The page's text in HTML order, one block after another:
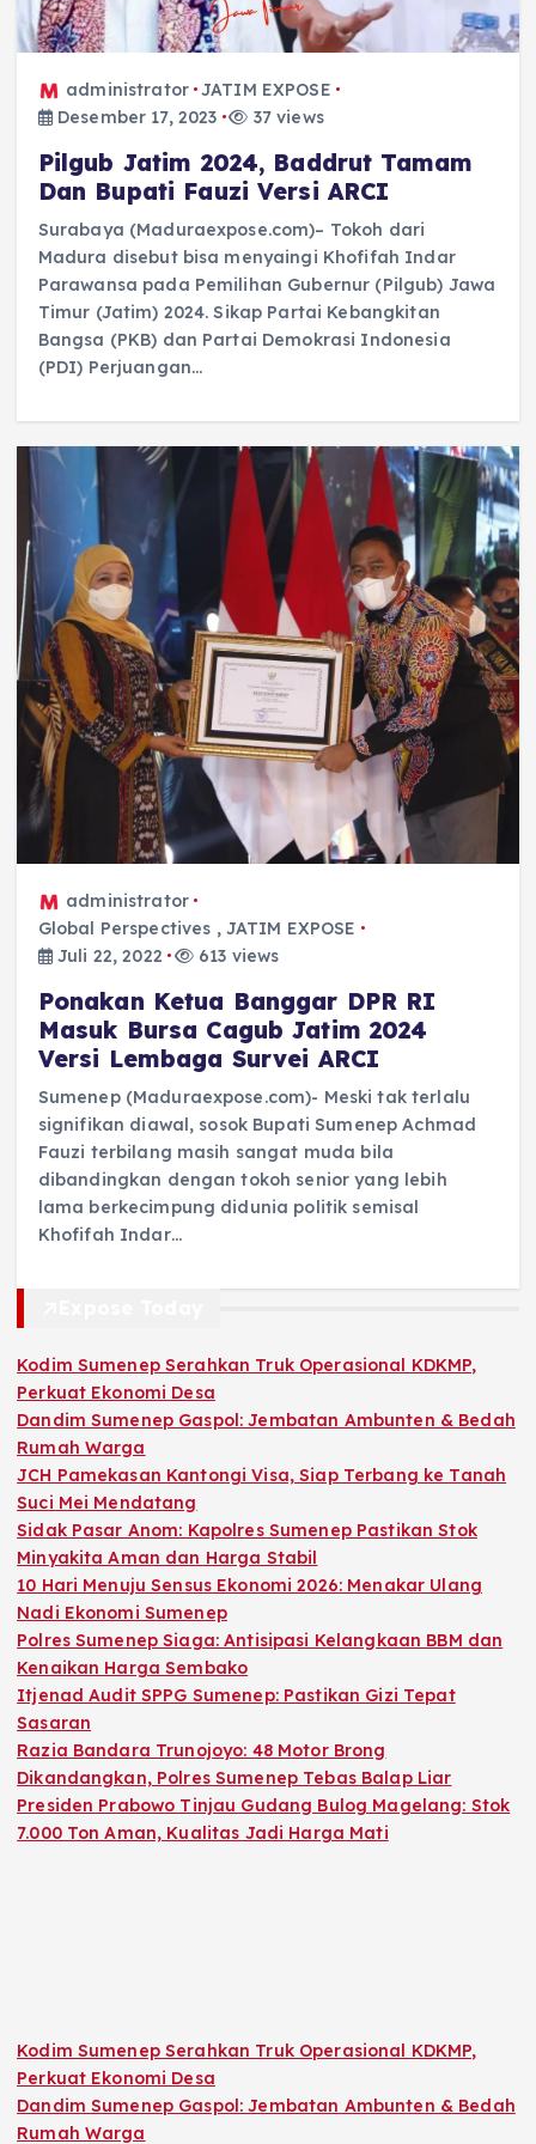
administrator JATIM EXPOSE
Desember 17, 2023
37 views
Pilgub Jatim 2024, Baddrut Tamam
Dan Bupati Fauzi Versi ARCI
Surabaya (Maduraexpose.com)– Tokoh dari
Madura disebut bisa menyaingi Khofifah Indar
Parawansa pada Pemilihan Gubernur (Pilgub) Jawa
Timur (Jatim) 2024. Sikap Partai Kebangkitan
Bangsa (PKB) dan Partai Demokrasi Indonesia
(PDI) Perjuangan…
administrator
Global Perspectives , JATIM EXPOSE
Juli 22, 2022
613 views
Ponakan Ketua Banggar DPR RI
Masuk Bursa Cagub Jatim 2024
Versi Lembaga Survei ARCI
Sumenep (Maduraexpose.com)- Meski tak terlalu
signifikan diawal, sosok Bupati Sumenep Achmad
Fauzi terbilang masih sangat muda bila
dibandingkan dengan tokoh senior yang lebih
lama berkecimpung didunia politik semisal
Khofifah Indar…
Kodim Sumenep Serahkan Truk Operasional KDKMP,
Perkuat Ekonomi Desa
Dandim Sumenep Gaspol: Jembatan Ambunten & Bedah
Rumah Warga
JCH Pamekasan Kantongi Visa, Siap Terbang ke Tanah
Suci Mei Mendatang
Sidak Pasar Anom: Kapolres Sumenep Pastikan Stok
Minyakita Aman dan Harga Stabil
10 Hari Menuju Sensus Ekonomi 2026: Menakar Ulang
Nadi Ekonomi Sumenep
Polres Sumenep Siaga: Antisipasi Kelangkaan BBM dan
Kenaikan Harga Sembako
Itjenad Audit SPPG Sumenep: Pastikan Gizi Tepat
Sasaran
Razia Bandara Trunojoyo: 48 Motor Brong
Dikandangkan, Polres Sumenep Tebas Balap Liar
Presiden Prabowo Tinjau Gudang Bulog Magelang: Stok
7.000 Ton Aman, Kualitas Jadi Harga Mati
Kodim Sumenep Serahkan Truk Operasional KDKMP,
Perkuat Ekonomi Desa
Dandim Sumenep Gaspol: Jembatan Ambunten & Bedah
Rumah Warga